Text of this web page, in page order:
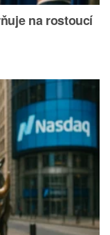
na rostoucí